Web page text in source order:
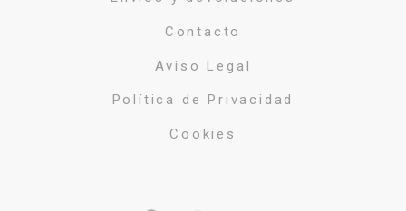
Contacto
Aviso Legal
Política de Privacidad
Cookies